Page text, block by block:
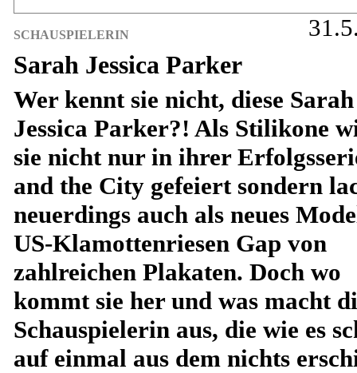
SCHAUSPIELERIN
Sarah Jessica Parker
Wer kennt sie nicht, diese Sarah
Jessica Parker?! Als Stilikone
sie nicht nur in ihrer
and the City gefeiert sondern
neuerdings auch als neues
US-Klamottenriesen Gap von
zahlreichen Plakaten. Doch wo
kommt sie her und was macht
Schauspielerin aus, die wie es
auf einmal aus dem nichts